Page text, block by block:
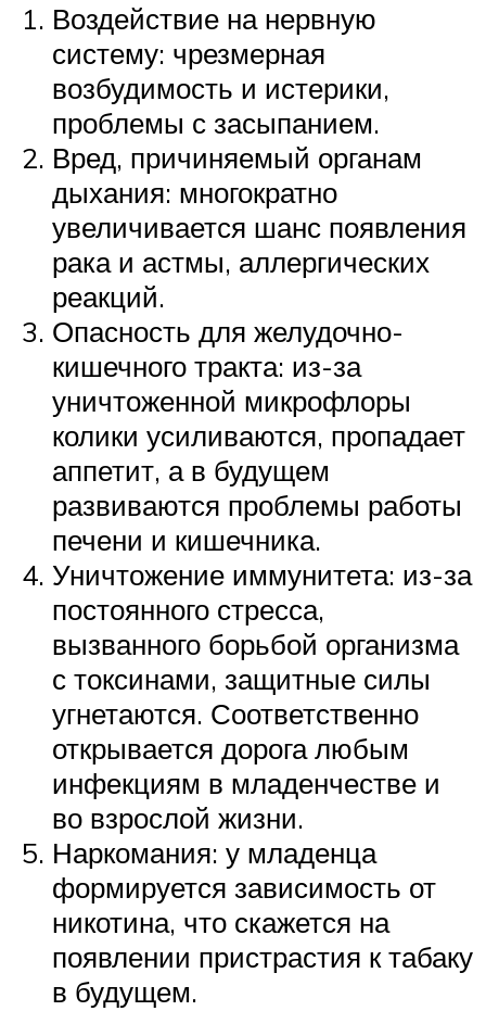
Воздействие на нервную
систему: чрезмерная
возбудимость и истерики,
проблемы с засыпанием.
Вред, причиняемый органам
дыхания: многократно
увеличивается шанс появления
рака и астмы, аллергических
реакций.
Опасность для желудочно-
кишечного тракта: из-за
уничтоженной микрофлоры
колики усиливаются, пропадает
аппетит, а в будущем
развиваются проблемы работы
печени и кишечника.
Уничтожение иммунитета: из-за
постоянного стресса,
вызванного борьбой организма
с токсинами, защитные силы
угнетаются. Соответственно
открывается дорога любым
инфекциям в младенчестве и
во взрослой жизни.
Наркомания: у младенца
формируется зависимость от
никотина, что скажется на
появлении пристрастия к табаку
в будущем.